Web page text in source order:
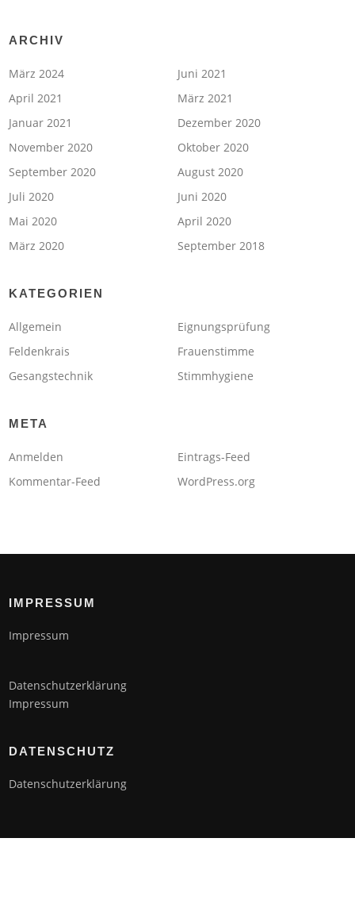
ARCHIV
März 2024
Juni 2021
April 2021
März 2021
Januar 2021
Dezember 2020
November 2020
Oktober 2020
September 2020
August 2020
Juli 2020
Juni 2020
Mai 2020
April 2020
März 2020
September 2018
KATEGORIEN
Allgemein
Eignungsprüfung
Feldenkrais
Frauenstimme
Gesangstechnik
Stimmhygiene
META
Anmelden
Eintrags-Feed
Kommentar-Feed
WordPress.org
IMPRESSUM
Impressum
Datenschutzerklärung
Impressum
DATENSCHUTZ
Datenschutzerklärung